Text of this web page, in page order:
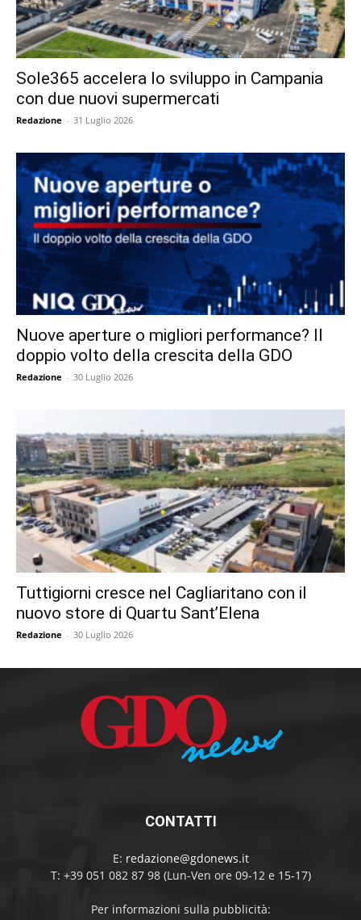
Sole365 accelera lo sviluppo in Campania
con due nuovi supermercati
Redazione - 31 Luglio 2026
Nuove aperture o migliori performance? Il
doppio volto della crescita della GDO
Redazione - 30 Luglio 2026
Tuttigiorni cresce nel Cagliaritano con il
nuovo store di Quartu Sant’Elena
Redazione - 30 Luglio 2026
CONTATTI
E: redazione@gdonews.it
T: +39 051 082 87 98 (Lun-Ven ore 09-12 e 15-17)
Per informazioni sulla pubblicità: